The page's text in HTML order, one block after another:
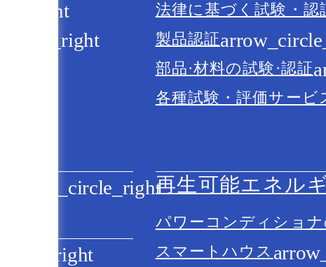
法律に基づく試験・認
製品認証
部品·材料の試験·認証
各種試験・評価サービ
再生可能エネル
パワーコンディショ
スマートハウス